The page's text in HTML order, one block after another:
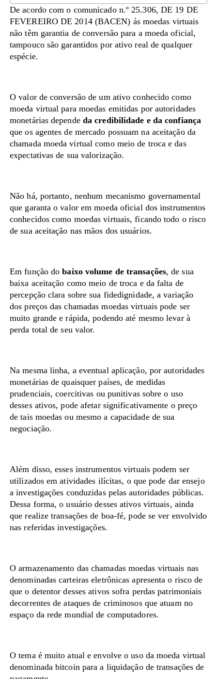
De acordo com o comunicado n.º 25.306, DE 19 DE
FEVEREIRO DE 2014 (BACEN) ás moedas virtuais
não têm garantia de conversão para a moeda oficial,
tampouco são garantidos por ativo real de qualquer
espécie.
O valor de conversão de um ativo conhecido como
moeda virtual para moedas emitidas por autoridades
monetárias depende da credibilidade e da confiança
que os agentes de mercado possuam na aceitação da
chamada moeda virtual como meio de troca e das
expectativas de sua valorização.
Não há, portanto, nenhum mecanismo governamental
que garanta o valor em moeda oficial dos instrumentos
conhecidos como moedas virtuais, ficando todo o risco
de sua aceitação nas mãos dos usuários.
Em função dobaixo volume de transações, de sua
baixa aceitação como meio de troca e da falta de
percepção clara sobre sua fidedignidade, a variação
dos preços das chamadas moedas virtuais pode ser
muito grande e rápida, podendo até mesmo levar à
perda total de seu valor.
Na mesma linha, a eventual aplicação, por autoridades
monetárias de quaisquer países, de medidas
prudenciais, coercitivas ou punitivas sobre o uso
desses ativos, pode afetar significativamente o preço
de tais moedas ou mesmo a capacidade de sua
negociação.
Além disso, esses instrumentos virtuais podem ser
utilizados em atividades ilícitas, o que pode dar ensejo
a investigações conduzidas pelas autoridades públicas.
Dessa forma, o usuário desses ativos virtuais, ainda
que realize transações de boa-fé, pode se ver envolvido
nas referidas investigações.
O armazenamento das chamadas moedas virtuais nas
denominadas carteiras eletrônicas apresenta o risco de
que o detentor desses ativos sofra perdas patrimoniais
decorrentes de ataques de criminosos que atuam no
espaço da rede mundial de computadores.
O tema é muito atual e envolve o uso da moeda virtual
denominada bitcoin para a liquidação de transações de